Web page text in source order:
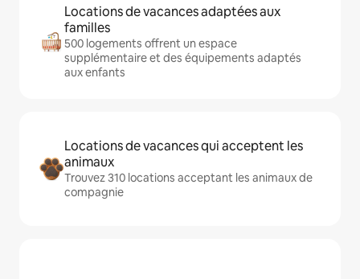
Locations de vacances adaptées aux
familles
500 logements offrent un espace
supplémentaire et des équipements adaptés
aux enfants
Locations de vacances qui acceptent les
animaux
Trouvez 310 locations acceptant les animaux de
compagnie